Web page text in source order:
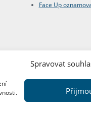
Spravovat
Face Up